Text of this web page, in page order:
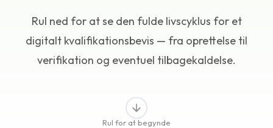
Standarder og integrationer
Vidensbase
Rul ned for at se den fulde livscyklus for et
digitalt kvalifikationsbevis — fra oprettelse til
verifikation og eventuel tilbagekaldelse.
Rul for at begynde